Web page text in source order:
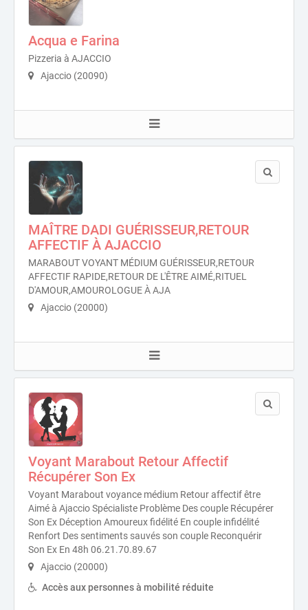
Acqua e Farina
Pizzeria à AJACCIO
Ajaccio (20090)
MAÎTRE DADI GUÉRISSEUR,RETOUR
AFFECTIF À AJACCIO
MARABOUT VOYANT MÉDIUM GUÉRISSEUR,RETOUR
AFFECTIF RAPIDE,RETOUR DE L'ÊTRE AIMÉ,RITUEL
D'AMOUR,AMOUROLOGUE À AJA
Ajaccio (20000)
Voyant Marabout Retour Affectif
Récupérer Son Ex
Voyant Marabout voyance médium Retour affectif être
Aimé à Ajaccio Spécialiste Problème Des couple Récupérer
Son Ex Déception Amoureux fidélité En couple infidélité
Renfort Des sentiments sauvés son couple Reconquérir
Son Ex En 48h 06.21.70.89.67
Ajaccio (20000)
Accès aux personnes à mobilité réduite